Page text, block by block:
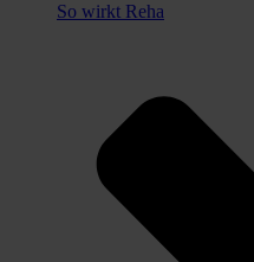
So wirkt Reha